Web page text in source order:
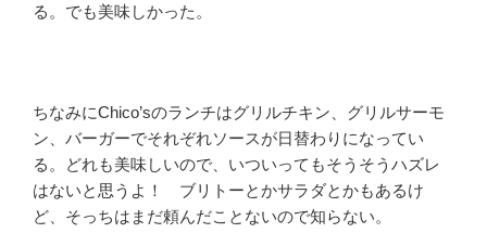
る。でも美味しかった。
ちなみにChico’sのランチはグリルチキン、グリルサーモ
ン、バーガーでそれぞれソースが日替わりになってい
る。どれも美味しいので、いついってもそうそうハズレ
はないと思うよ！ ブリトーとかサラダとかもあるけ
ど、そっちはまだ頼んだことないので知らない。